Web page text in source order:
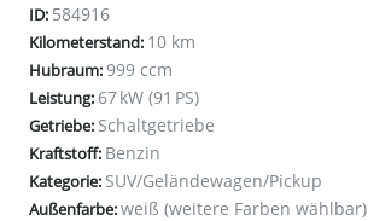
ID: 584916
Kilometerstand: 10 km
Hubraum:999 ccm
Leistung:67 kW (91 PS)
Getriebe: Schaltgetriebe
Kraftstoff: Benzin
Kategorie: SUV/Geländewagen/Pickup
Außenfarbe:weiß (weitere Farben wählbar)